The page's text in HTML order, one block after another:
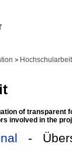
>
of transparent
involved in the
-